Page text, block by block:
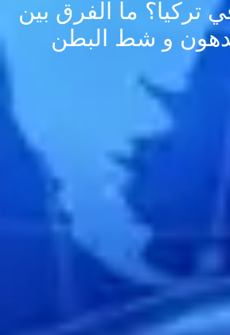
تركيا؟ ما الفرق بين
و شط البطن